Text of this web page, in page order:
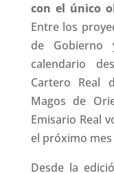
con el único
Entre los
de
calendario
Cartero Real
Magos de
Emisario Real
el próximo
Desde la